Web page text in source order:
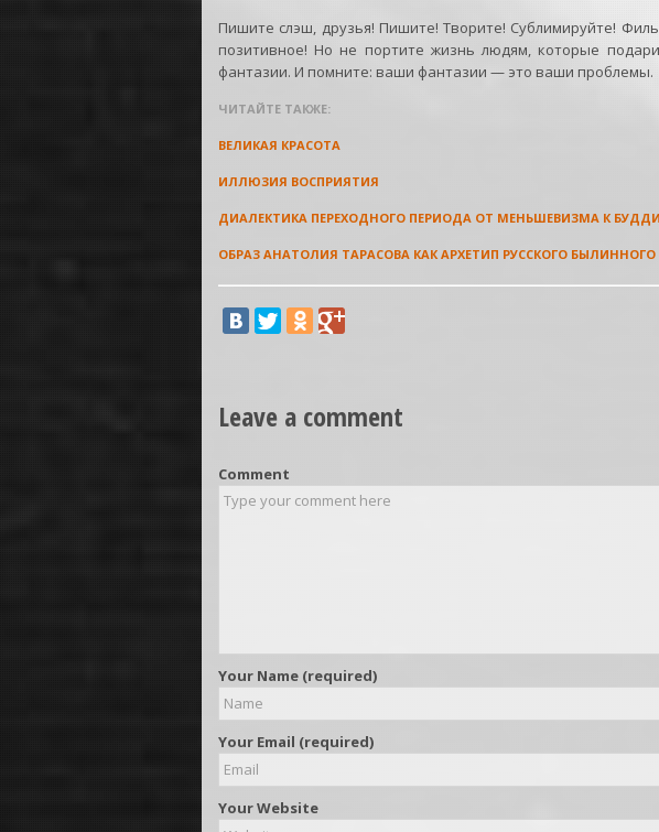
Пишите слэш, друзья! Пишите! Творите! Сублимируйте!
позитивное! Но не портите жизнь людям, которые
фантазии. И помните: ваши фантазии — это ваши проблемы.
ЧИТАЙТЕ ТАКЖЕ:
ВЕЛИКАЯ КРАСОТА
ИЛЛЮЗИЯ ВОСПРИЯТИЯ
ДИАЛЕКТИКА ПЕРЕХОДНОГО ПЕРИОДА ОТ МЕНЬШЕВИЗМА К
ОБРАЗ АНАТОЛИЯ ТАРАСОВА КАК АРХЕТИП РУССКОГО БЫЛИННОГО
Leave a comment
Comment
Your Name (required)
Your Email (required)
Your Website